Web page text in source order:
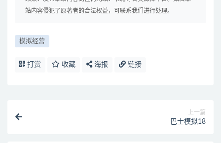
站内容侵犯了原著者的合法权益，可联系我们进行处理。
模拟经营
打赏 收藏 海报 链接
上一篇
巴士模拟18